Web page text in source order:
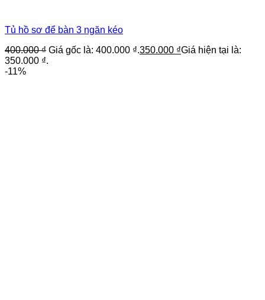
Tủ hồ sơ để bàn 3 ngăn kéo
400.000₫ Giá gốc là: 400.000 ₫.350.000 ₫Giá hiện tại là:
350.000 ₫.
-11%